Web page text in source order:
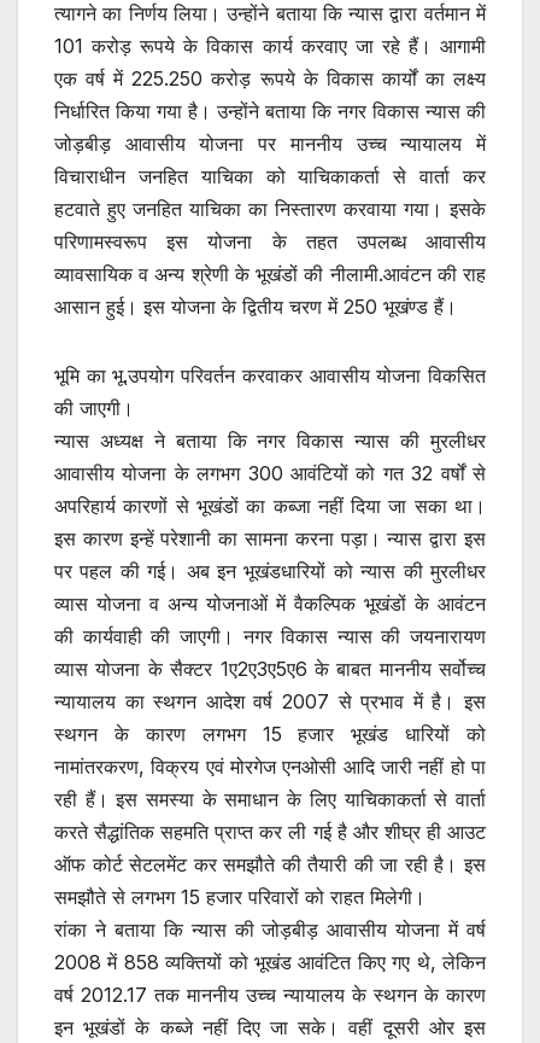
त्यागने का निर्णय लिया। उन्होंने बताया कि न्यास द्वारा वर्तमान में
101 करोड़ रूपये के विकास कार्य करवाए जा रहे हैं। आगामी
एक वर्ष में 225.250 करोड़ रूपये के विकास कार्यों का लक्ष्य
निर्धारित किया गया है। उन्होंने बताया कि नगर विकास न्यास की
जोड़बीड़ आवासीय योजना पर माननीय उच्च न्यायालय में
विचाराधीन जनहित याचिका को याचिकाकर्ता से वार्ता कर
हटवाते हुए जनहित याचिका का निस्तारण करवाया गया। इसके
परिणामस्वरूप इस योजना के तहत उपलब्ध आवासीय
व्यावसायिक व अन्य श्रेणी के भूखंडों की नीलामी.आवंटन की राह
आसान हुई। इस योजना के द्वितीय चरण में 250 भूखंण्ड हैं।
भूमि का भू.उपयोग परिवर्तन करवाकर आवासीय योजना विकसित
की जाएगी।
न्यास अध्यक्ष ने बताया कि नगर विकास न्यास की मुरलीधर
आवासीय योजना के लगभग 300 आवंटियों को गत 32 वर्षों से
अपरिहार्य कारणों से भूखंडों का कब्जा नहीं दिया जा सका था।
इस कारण इन्हें परेशानी का सामना करना पड़ा। न्यास द्वारा इस
पर पहल की गई। अब इन भूखंडधारियों को न्यास की मुरलीधर
व्यास योजना व अन्य योजनाओं में वैकल्पिक भूखंडों के आवंटन
की कार्यवाही की जाएगी। नगर विकास न्यास की जयनारायण
व्यास योजना के सैक्टर 1ए2ए3ए5ए6 के बाबत माननीय सर्वोच्च
न्यायालय का स्थगन आदेश वर्ष 2007 से प्रभाव में है। इस
स्थगन के कारण लगभग 15 हजार भूखंड धारियों को
नामांतरकरण, विक्रय एवं मोरगेज एनओसी आदि जारी नहीं हो पा
रही हैं। इस समस्या के समाधान के लिए याचिकाकर्ता से वार्ता
करते सैद्धांतिक सहमति प्राप्त कर ली गई है और शीघ्र ही आउट
ऑफ कोर्ट सेटलमेंट कर समझौते की तैयारी की जा रही है। इस
समझौते से लगभग 15 हजार परिवारों को राहत मिलेगी।
रांका ने बताया कि न्यास की जोड़बीड़ आवासीय योजना में वर्ष
2008 में 858 व्यक्तियों को भूखंड आवंटित किए गए थे, लेकिन
वर्ष 2012.17 तक माननीय उच्च न्यायालय के स्थगन के कारण
इन भूखंडों के कब्जे नहीं दिए जा सके। वहीं दूसरी ओर इस